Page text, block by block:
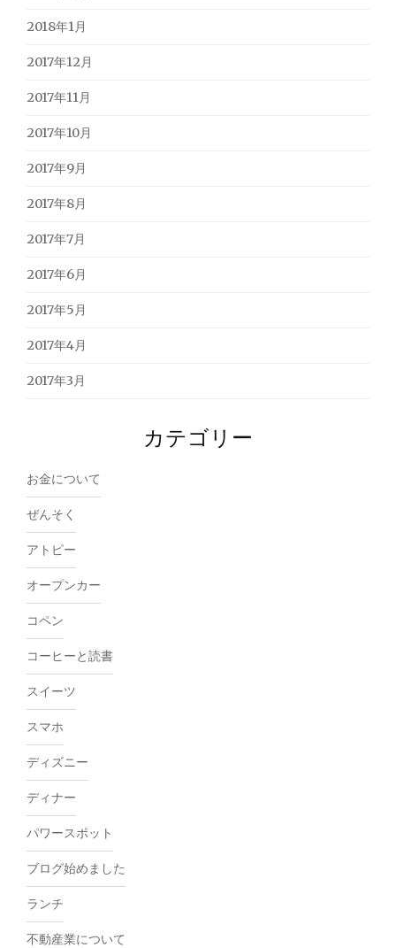
2018年1月
2017年12月
2017年11月
2017年10月
2017年9月
2017年8月
2017年7月
2017年6月
2017年5月
2017年4月
2017年3月
カテゴリー
お金について
ぜんそく
アトピー
オープンカー
コペン
コーヒーと読書
スイーツ
スマホ
ディズニー
ディナー
パワースポット
ブログ始めました
ランチ
不動産業について